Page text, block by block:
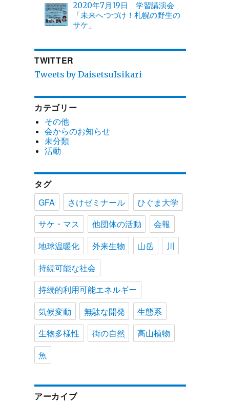
2020年7月19日 学習講演会
「未来へつづけ！札幌の野生の
サケ」
TWITTER
Tweets by DaisetsuIsikari
カテゴリー
その他
会からのお知らせ
未分類
活動
タグ
GFA
さけゼミナール
ひぐま大学
サケ・マス
他団体の活動
会報
地球温暖化
外来生物 山岳
川
持続可能な社会
持続的利用可能エネルギー
気候変動
無駄な開発
生態系
生物多様性
街の自然
高山植物
魚
アーカイブ